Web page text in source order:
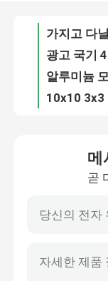
공장 투어
품질 관리
메
곧